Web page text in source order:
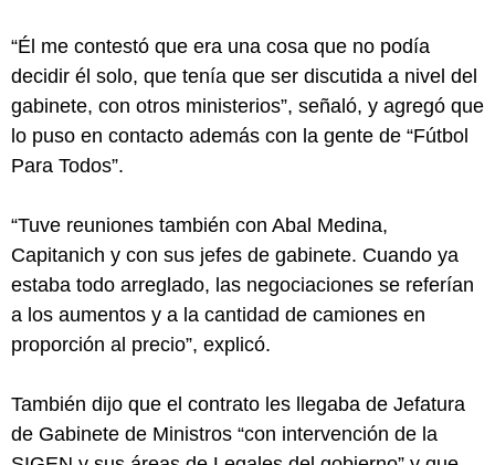
“Él me contestó que era una cosa que no podía
decidir él solo, que tenía que ser discutida a nivel del
gabinete, con otros ministerios”, señaló, y agregó que
lo puso en contacto además con la gente de “Fútbol
Para Todos”.
“Tuve reuniones también con Abal Medina,
Capitanich y con sus jefes de gabinete. Cuando ya
estaba todo arreglado, las negociaciones se referían
a los aumentos y a la cantidad de camiones en
proporción al precio”, explicó.
También dijo que el contrato les llegaba de Jefatura
de Gabinete de Ministros “con intervención de la